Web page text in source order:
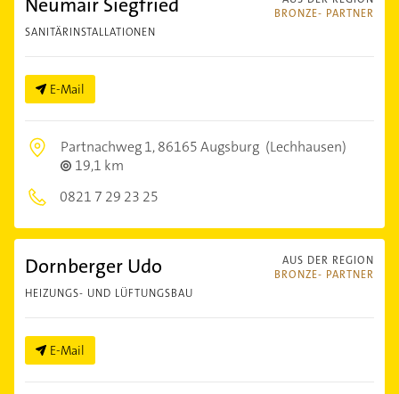
BRONZE- PARTNER
SANITÄRINSTALLATIONEN
E-Mail
Partnachweg 1,86165 Augsburg (Lechhausen)
19,1 km
0821 7 29 23 25
AUS DER REGION
BRONZE- PARTNER
Dornberger Udo
HEIZUNGS- UND LÜFTUNGSBAU
E-Mail